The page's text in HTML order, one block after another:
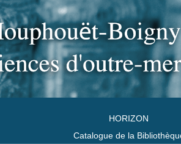
HORIZON
Catalogue de la